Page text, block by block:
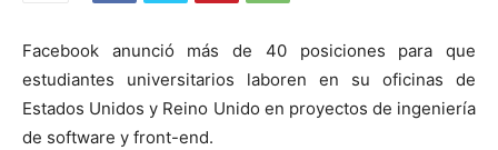
Facebook anunció más de 40 posiciones para que
estudiantes universitarios laboren en su oficinas de
Estados Unidos y Reino Unido en proyectos de ingeniería
de software y front-end.